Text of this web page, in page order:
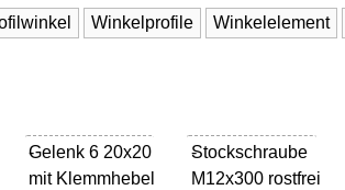
Winkelprofile Winkelelement
Gelenk 6 20x20
mit Klemmhebel
-
Stockschraube
M12x300 rostfrei
-